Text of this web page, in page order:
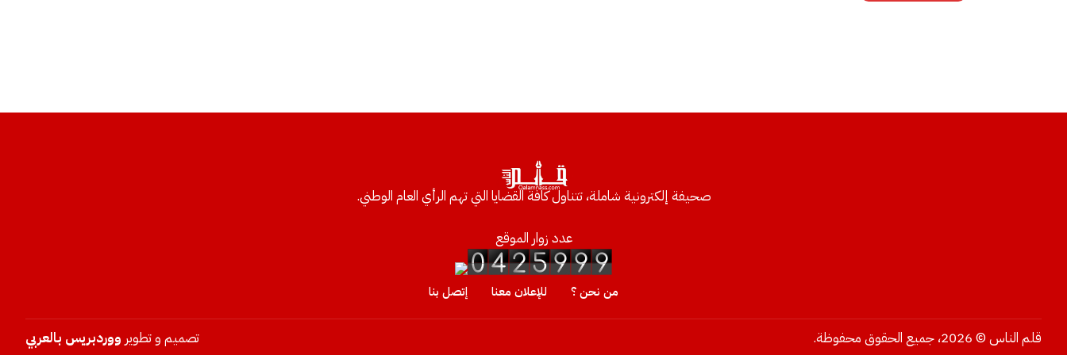
صحيفة إلكترونية شاملة، تتناول كافة القضايا التي تهم الرأي العام الوطني.
عدد زوار الموقع
من نحن ؟ للإعلان معنا إتصل بنا
قلم الناس © 2026، جميع الحقوق محفوظة. تصميم و تطوير ووردبريس بالعربي